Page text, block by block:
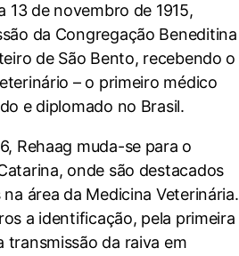
13 de novembro de 1915,
da Congregação Beneditina
de São Bento, recebendo o
– o primeiro médico
e diplomado no Brasil.
Rehaag muda-se para o
onde são destacados
área da Medicina Veterinária.
a identificação, pela primeira
transmissão da raiva em